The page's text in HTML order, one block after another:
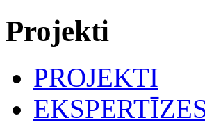
Projekti
PROJEKTI